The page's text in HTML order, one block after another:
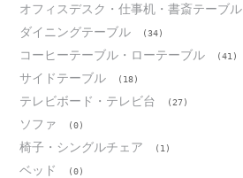
オフィスデスク・仕事机・書斎テーブル
ダイニングテーブル (34)
コーヒーテーブル・ローテーブル (41)
サイドテーブル (18)
テレビボード・テレビ台 (27)
ソファ (0)
椅子・シングルチェア (1)
ベッド (0)